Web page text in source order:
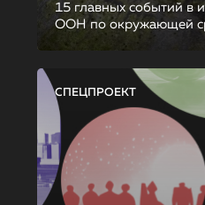
15 главных событий в
ООН по окружающей
СПЕЦПРОЕКТ